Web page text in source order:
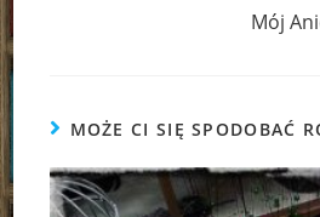
Mój
MOŻE CI SIĘ SPODOBAĆ